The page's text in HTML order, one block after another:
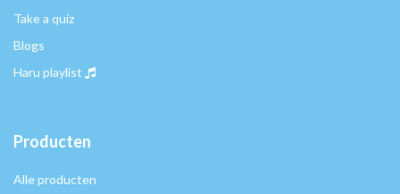
Take a quiz
Blogs
Haru playlist
Producten
Alle producten